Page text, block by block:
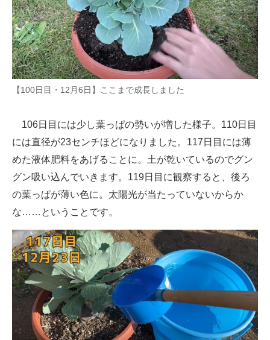
【100日目・12月6日】ここまで成長しました
106日目には少し葉っぱの勢いが増した様子。110日目
には直径が23センチほどになりました。117日目には薄
めた液体肥料をあげることに。土が乾いているのでグン
グン吸い込んでいきます。119日目に観察すると、後ろ
の葉っぱが薄い色に。太陽光が当たっていないからか
な……ということです。